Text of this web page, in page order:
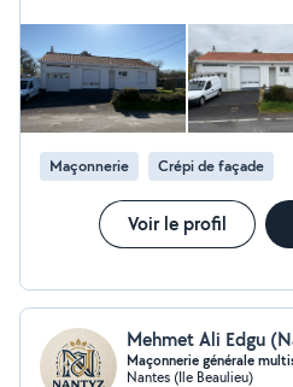
démoussage de toiture traitement de charpente
Couverture Pose de gouttière Etanchéité de toiture
Pose de charpente Zinguerie Maçonnerie Ravalement
de façade peinture toiture taille de haie abattage
Élagage tonte de pelouse enlèvement D'encombrement
pose de clôture ect autres
Maçonnerie Crépi de façade
Voir le profil
Mehmet Ali Edgu
Maçonnerie générale
Nantes (Ile Beaulieu)